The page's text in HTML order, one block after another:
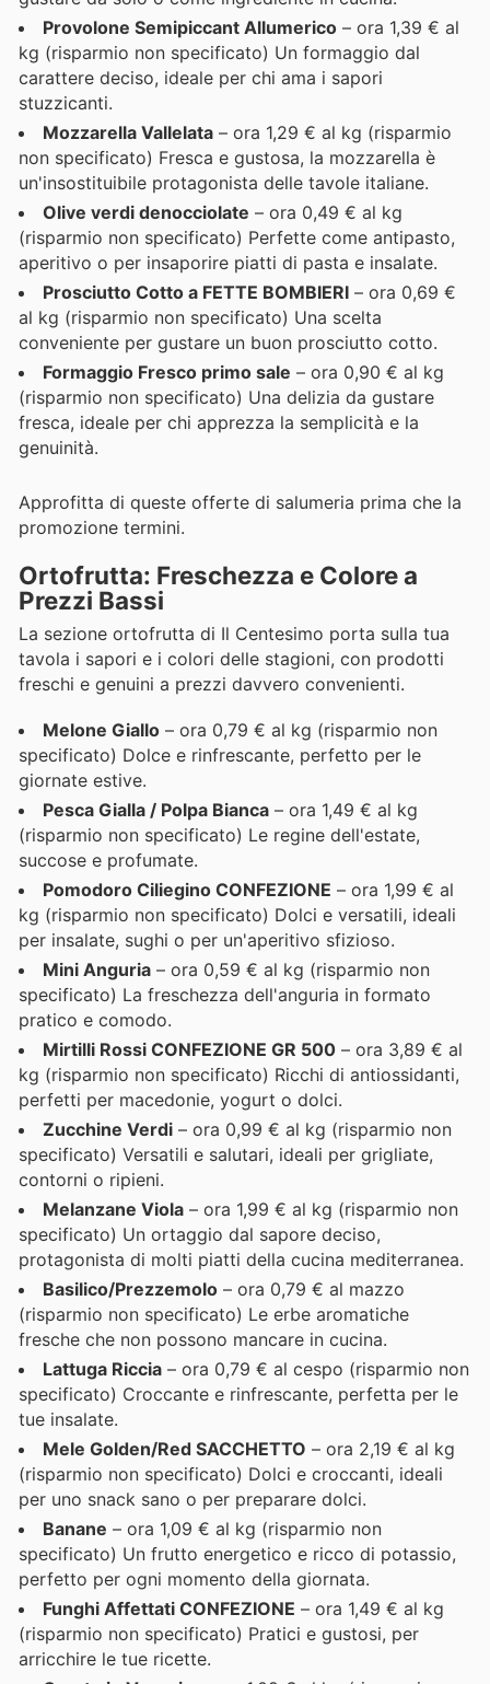
Provolone Semipiccant Allumerico – ora 1,39 € al
kg (risparmio non specificato) Un formaggio dal
carattere deciso, ideale per chi ama i sapori
stuzzicanti.
Mozzarella Vallelata – ora 1,29 € al kg (risparmio
non specificato) Fresca e gustosa, la mozzarella è
un'insostituibile protagonista delle tavole italiane.
Olive verdi denocciolate – ora 0,49 € al kg
(risparmio non specificato) Perfette come antipasto,
aperitivo o per insaporire piatti di pasta e insalate.
Prosciutto Cotto a FETTE BOMBIERI – ora 0,69 €
al kg (risparmio non specificato) Una scelta
conveniente per gustare un buon prosciutto cotto.
Formaggio Fresco primo sale – ora 0,90 € al kg
(risparmio non specificato) Una delizia da gustare
fresca, ideale per chi apprezza la semplicità e la
genuinità.
Approfitta di queste offerte di salumeria prima che la
promozione termini.
Ortofrutta: Freschezza e Colore a
Prezzi Bassi
La sezione ortofrutta di Il Centesimo porta sulla tua
tavola i sapori e i colori delle stagioni, con prodotti
freschi e genuini a prezzi davvero convenienti.
Melone Giallo – ora 0,79 € al kg (risparmio non
specificato) Dolce e rinfrescante, perfetto per le
giornate estive.
Pesca Gialla / Polpa Bianca – ora 1,49 € al kg
(risparmio non specificato) Le regine dell'estate,
succose e profumate.
Pomodoro Ciliegino CONFEZIONE – ora 1,99 € al
kg (risparmio non specificato) Dolci e versatili, ideali
per insalate, sughi o per un'aperitivo sfizioso.
Mini Anguria – ora 0,59 € al kg (risparmio non
specificato) La freschezza dell'anguria in formato
pratico e comodo.
Mirtilli Rossi CONFEZIONE GR 500 – ora 3,89 € al
kg (risparmio non specificato) Ricchi di antiossidanti,
perfetti per macedonie, yogurt o dolci.
Zucchine Verdi – ora 0,99 € al kg (risparmio non
specificato) Versatili e salutari, ideali per grigliate,
contorni o ripieni.
Melanzane Viola – ora 1,99 € al kg (risparmio non
specificato) Un ortaggio dal sapore deciso,
protagonista di molti piatti della cucina mediterranea.
Basilico/Prezzemolo – ora 0,79 € al mazzo
(risparmio non specificato) Le erbe aromatiche
fresche che non possono mancare in cucina.
Lattuga Riccia – ora 0,79 € al cespo (risparmio non
specificato) Croccante e rinfrescante, perfetta per le
tue insalate.
Mele Golden/Red SACCHETTO – ora 2,19 € al kg
(risparmio non specificato) Dolci e croccanti, ideali
per uno snack sano o per preparare dolci.
Banane – ora 1,09 € al kg (risparmio non
specificato) Un frutto energetico e ricco di potassio,
perfetto per ogni momento della giornata.
Funghi Affettati CONFEZIONE – ora 1,49 € al kg
(risparmio non specificato) Pratici e gustosi, per
arricchire le tue ricette.